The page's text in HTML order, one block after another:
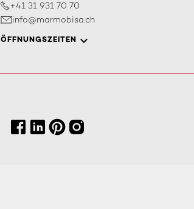
+41 31 931 70 70
info@marmobisa.ch
ÖFFNUNGSZEITEN